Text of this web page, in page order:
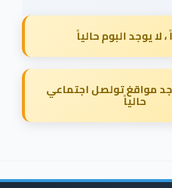
لا يوجد البوم حالياً
مواقغ تولصل اجتماعي
حالياً